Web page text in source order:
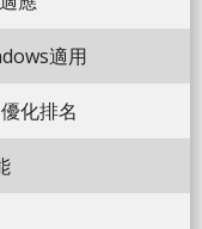
適用
化排名